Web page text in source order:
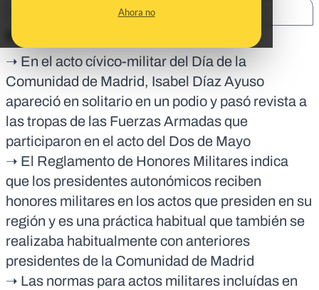
Ahora no
En corto:
➝ En el acto cívico-militar del Día de la
Comunidad de Madrid, Isabel Díaz Ayuso
apareció en solitario en un podio y pasó revista a
las tropas de las Fuerzas Armadas que
participaron en el acto del Dos de Mayo
➝ El Reglamento de Honores Militares indica
que los presidentes autonómicos reciben
honores militares en los actos que presiden en su
región y es una práctica habitual que también se
realizaba habitualmente con anteriores
presidentes de la Comunidad de Madrid
➝ Las normas para actos militares incluídas en